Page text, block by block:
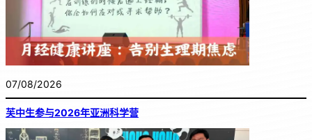
07/08/2026
芙中生参与2026年亚洲科学营